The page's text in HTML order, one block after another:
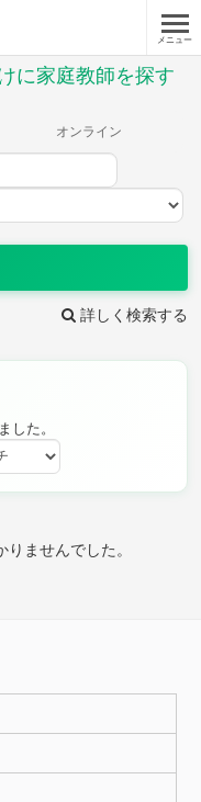
メニュー
に家庭教師を探す
オンライン
詳しく検索する
した。
ませんでした。
書写